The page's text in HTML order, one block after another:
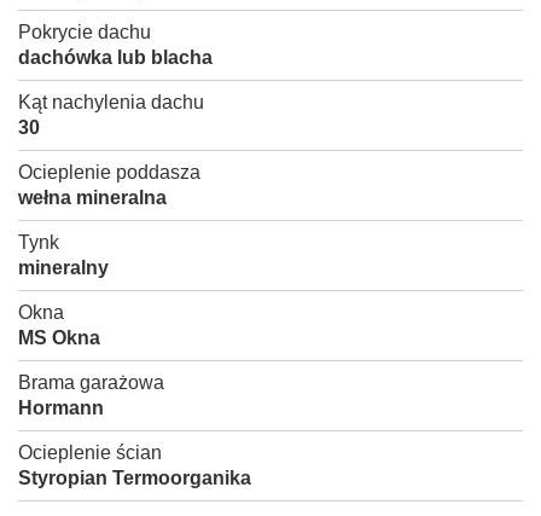
Pokrycie dachu
dachówka lub blacha
Kąt nachylenia dachu
30
Ocieplenie poddasza
wełna mineralna
Tynk
mineralny
Okna
MS Okna
Brama garażowa
Hormann
Ocieplenie ścian
Styropian Termoorganika